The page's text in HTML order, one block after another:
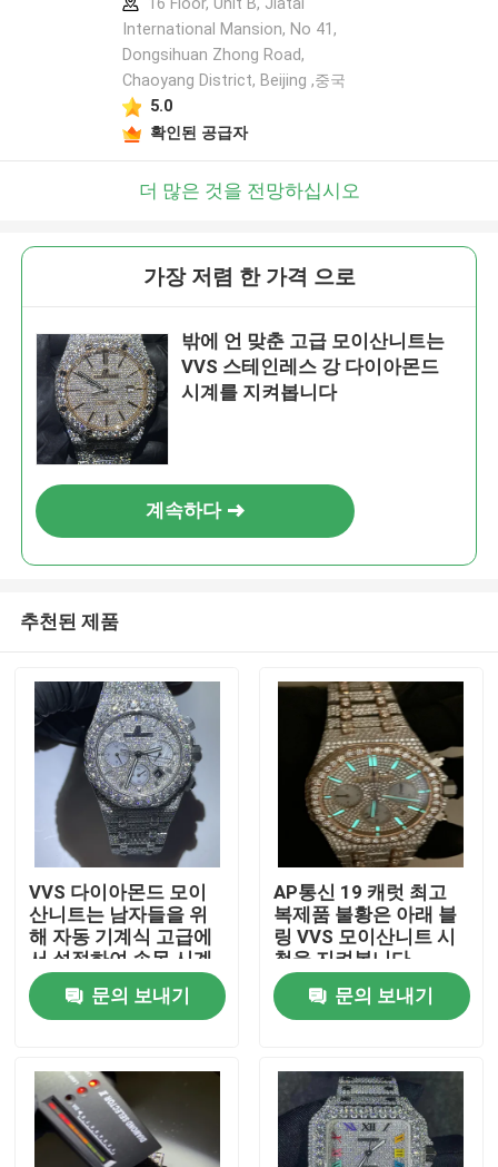
메시지를 남겨주세요
제출
집
제품
공장 여행
International Mansion, No 41,
Dongsihuan Zhong Road,
Chaoyang District, Beijing ,중국
5.0
확인된 공급자
더 많은 것을 전망하십시오
가장 저렴 한 가격 으로
밖에 언 맞춘 고급 모이산니트는
VVS 스테인레스 강 다이아몬드
시계를 지켜봅니다
계속하다
추천된 제품
VVS 다이아몬드 모이
산니트는 남자들을 위
해 자동 기계식 고급에
서 설정하여 손목 시계
의 바늘 바깥쪽에 얼렸
습니다 문의 보내기
AP통신 19 캐럿 최고
복제품 불황은 아래 블
링 VVS 모이산니트 시
청을 지켜봅니다
문의 보내기